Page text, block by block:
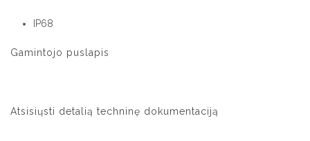
IP68
Gamintojo puslapis
Atsisiųsti detalią techninę dokumentaciją